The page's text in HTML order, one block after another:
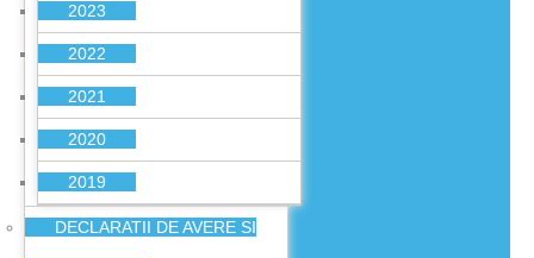
2023
2022
2021
2020
2019
DECLARATII DE AVERE SI